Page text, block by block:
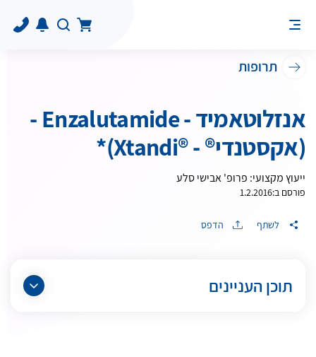
תרופות
אנזלוטאמיד - Enzalutamide -
(אקסטנדי® - ®Xtandi)*
ייעוץ מקצועי: פרופ' אבישי סלע
פורסם ב:1.2.2016
תוכן העניינים